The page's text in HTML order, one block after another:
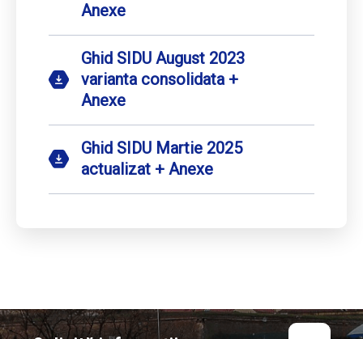
Anexe
Ghid SIDU August 2023
varianta consolidata +
Anexe
Ghid SIDU Martie 2025
actualizat + Anexe